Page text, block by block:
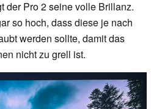
der Pro 2 seine volle Brillanz.
so hoch, dass diese je nach
werden sollte, damit das
nicht zu grell ist.